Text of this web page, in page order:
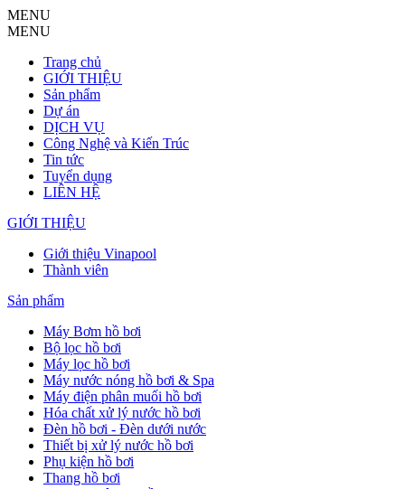
MENU
MENU
Trang chủ
GIỚI THIỆU
Sản phẩm
Dự án
DỊCH VỤ
Công Nghệ và Kiến Trúc
Tin tức
Tuyển dụng
LIÊN HỆ
GIỚI THIỆU
Giới thiệu Vinapool
Thành viên
Sản phẩm
Máy Bơm hồ bơi
Bộ lọc hồ bơi
Máy lọc hồ bơi
Máy nước nóng hồ bơi & Spa
Máy điện phân muối hồ bơi
Hóa chất xử lý nước hồ bơi
Đèn hồ bơi - Đèn dưới nước
Thiết bị xử lý nước hồ bơi
Phụ kiện hồ bơi
Thang hồ bơi